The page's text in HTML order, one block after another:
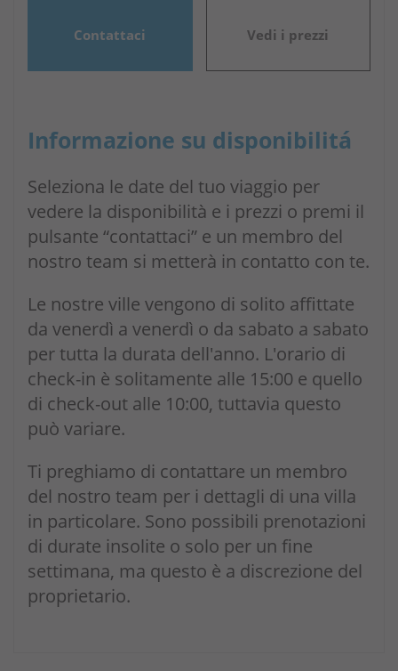
Contattaci Vedi i prezzi
Informazione su disponibilitá
Seleziona le date del tuo viaggio per
vedere la disponibilità e i prezzi o premi il
pulsante “contattaci” e un membro del
nostro team si metterà in contatto con te.
Le nostre ville vengono di solito affittate
da venerdì a venerdì o da sabato a sabato
per tutta la durata dell'anno. L'orario di
check-in è solitamente alle 15:00 e quello
di check-out alle 10:00, tuttavia questo
può variare.
Ti preghiamo di contattare un membro
del nostro team per i dettagli di una villa
in particolare. Sono possibili prenotazioni
di durate insolite o solo per un fine
settimana, ma questo è a discrezione del
proprietario.